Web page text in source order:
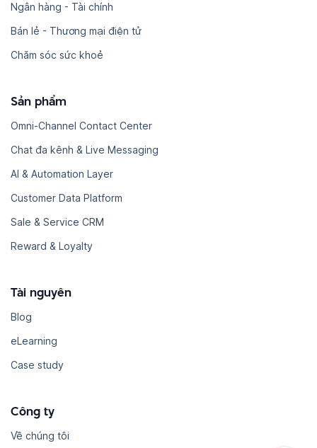
Ngân hàng - Tài chính
Bán lẻ - Thương mại điện tử
Chăm sóc sức khoẻ
Sản phẩm
Omni-Channel Contact Center
Chat đa kênh & Live Messaging
AI & Automation Layer
Customer Data Platform
Sale & Service CRM
Reward & Loyalty
Tài nguyên
Blog
eLearning
Case study
Công ty
Về chúng tôi